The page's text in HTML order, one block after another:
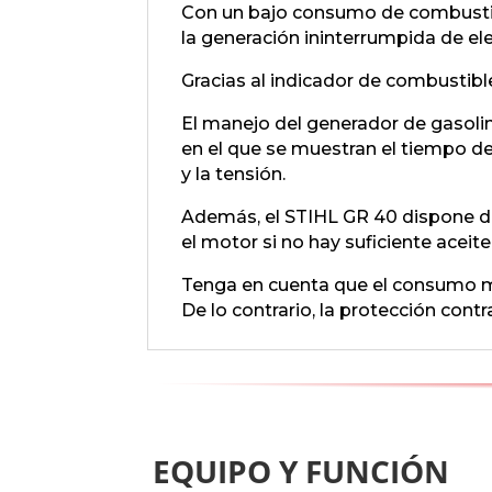
Con un bajo consumo de
la generación ininterrumpida de
Gracias al indicador de
El manejo del generador de
en el que se muestran el tiempo
y la tensión.
Además, el STIHL GR 40
el motor si no hay suficiente
Tenga en cuenta que el consumo
De lo contrario, la protección
EQUIPO Y FUNCIÓN